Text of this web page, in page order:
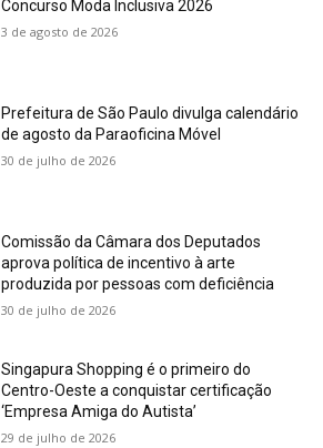
Concurso Moda Inclusiva 2026
3 de agosto de 2026
Prefeitura de São Paulo divulga calendário
de agosto da Paraoficina Móvel
30 de julho de 2026
Comissão da Câmara dos Deputados
aprova política de incentivo à arte
produzida por pessoas com deficiência
30 de julho de 2026
Singapura Shopping é o primeiro do
Centro-Oeste a conquistar certificação
‘Empresa Amiga do Autista’
29 de julho de 2026